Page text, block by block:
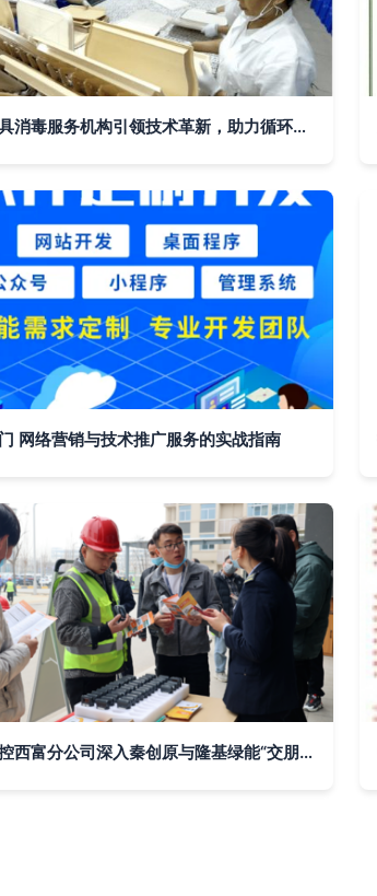
深圳餐具消毒服务机构引领技术革新，助力循环经济推广
网络营销与技术推广服务的实战指南
陕西交控西富分公司深入秦创原与隆基绿能“交朋友” 探索技术推广服务新路径